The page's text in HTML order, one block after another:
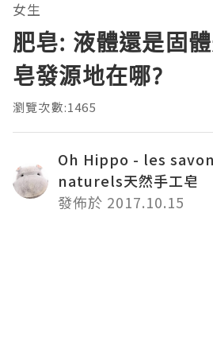
女生
肥皂: 液體還是固
皂發源地在哪?
瀏覽次數:1465
Oh Hippo - les
naturels天然手工皂
發佈於 2017.10.15